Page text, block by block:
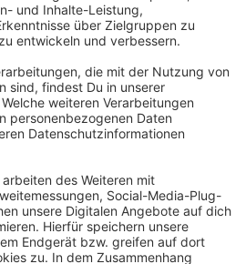
15 Uhr ohne Termin weiter
kein Kinderarzt anwesend.
an der Niederrheinhalle ist
Termin ab 8 Uhr möglich - in
auch an Kinder.
Öffnungzeiten der beiden
der mobilen
geht es hier.